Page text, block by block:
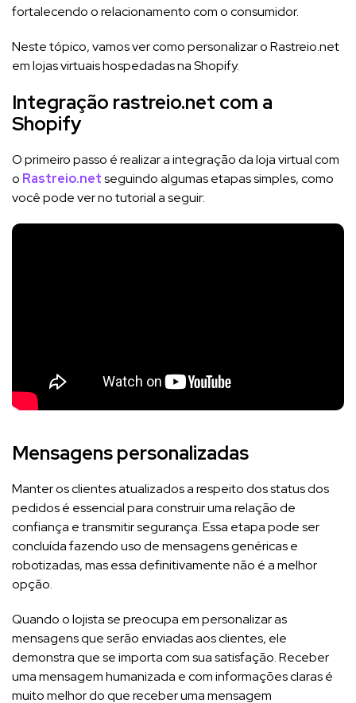
fortalecendo o relacionamento com o consumidor.
Neste tópico, vamos ver como personalizar o Rastreio.net
em lojas virtuais hospedadas na Shopify.
Integração rastreio.net com a
Shopify
O primeiro passo é realizar a integração da loja virtual com
o Rastreio.netseguindo algumas etapas simples, como
você pode ver no tutorial a seguir:
Mensagens personalizadas
Manter os clientes atualizados a respeito dos status dos
pedidos é essencial para construir uma relação de
confiança e transmitir segurança. Essa etapa pode ser
concluída fazendo uso de mensagens genéricas e
robotizadas, mas essa definitivamente não é a melhor
opção.
Quando o lojista se preocupa em personalizar as
mensagens que serão enviadas aos clientes, ele
demonstra que se importa com sua satisfação. Receber
uma mensagem humanizada e com informações claras é
muito melhor do que receber uma mensagem